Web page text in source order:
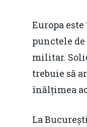
Europa
punctele
militar.
trebuie să
înălțimea
La